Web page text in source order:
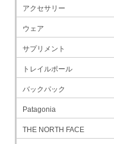
アクセサリー
ウェア
サプリメント
トレイルポール
バックパック
Patagonia
THE NORTH FACE